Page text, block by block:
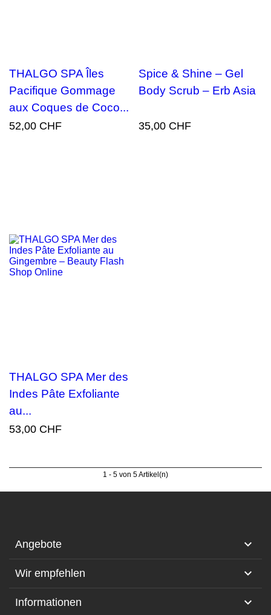
THALGO SPA Îles
Pacifique Gommage
aux Coques de Coco...
52,00 CHF
Spice & Shine – Gel
Body Scrub – Erb Asia
35,00 CHF
THALGO SPA Mer des
Indes Pâte Exfoliante
au...
53,00 CHF
1 - 5 von 5 Artikel(n)
Angebote 
Wir empfehlen 
Informationen 